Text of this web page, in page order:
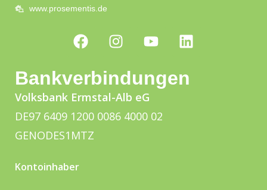
www.prosementis.de
Bankverbindungen
Volksbank Ermstal-Alb eG
DE97 6409 1200 0086 4000 02
GENODES1MTZ
Kontoinhaber